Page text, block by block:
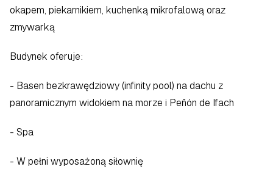
okapem, piekarnikiem, kuchenką mikrofalową oraz
zmywarką
Budynek oferuje:
- Basen bezkrawędziowy (infinity pool) na dachu z
panoramicznym widokiem na morze i Peñón de Ifach
- Spa
- W pełni wyposażoną siłownię